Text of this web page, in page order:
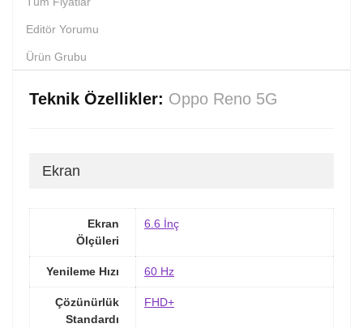
Editör Yorumu
Ürün Grubu
Teknik Özellikler: Oppo Reno 5G
Ekran
Ekran
Ölçüleri
6.6 İnç
Yenileme Hızı 60 Hz
Çözünürlük
Standardı
FHD+